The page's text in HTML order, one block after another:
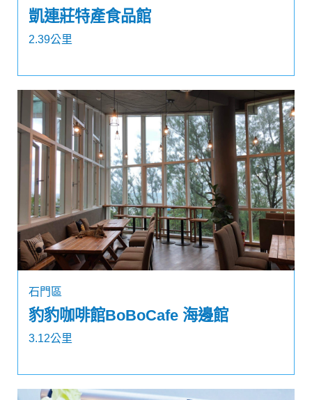
凱連莊特產食品館
2.39公里
石門區
豹豹咖啡館BoBoCafe 海邊館
3.12公里